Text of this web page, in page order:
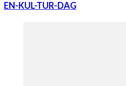
EN-KUL-TUR-DAG